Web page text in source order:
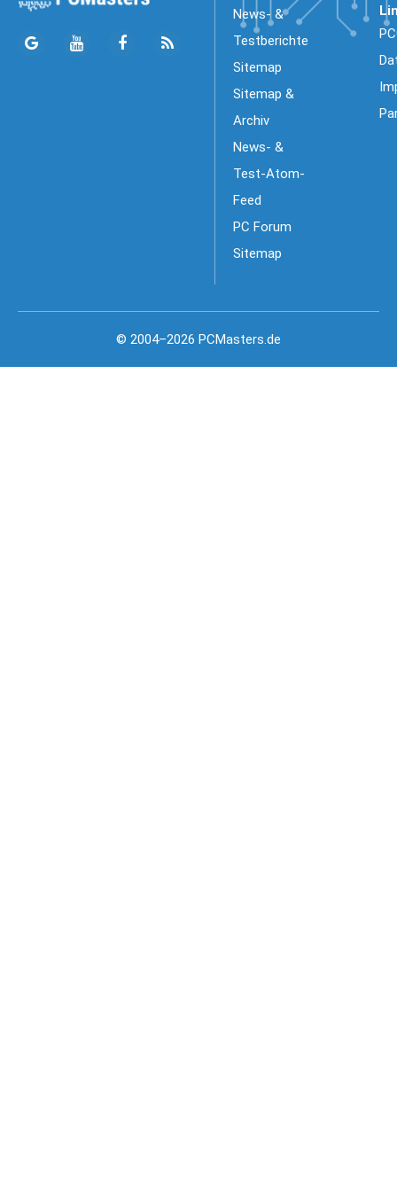
News- &
Testberichte
Sitemap
Sitemap &
Archiv
News- &
Test-Atom-
Feed
PC Forum
Sitemap
© 2004–2026 PCMasters.de